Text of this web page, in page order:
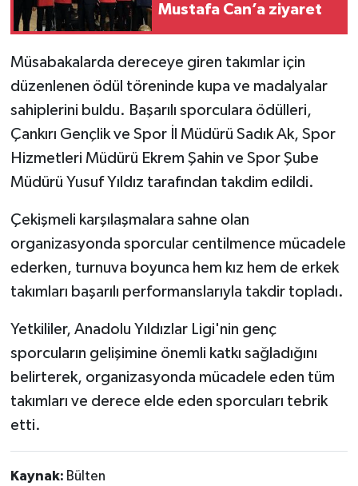
Mustafa Can’a ziyaret
Müsabakalarda dereceye giren takımlar için
düzenlenen ödül töreninde kupa ve madalyalar
sahiplerini buldu. Başarılı sporculara ödülleri,
Çankırı Gençlik ve Spor İl Müdürü Sadık Ak, Spor
Hizmetleri Müdürü Ekrem Şahin ve Spor Şube
Müdürü Yusuf Yıldız tarafından takdim edildi.
Çekişmeli karşılaşmalara sahne olan
organizasyonda sporcular centilmence mücadele
ederken, turnuva boyunca hem kız hem de erkek
takımları başarılı performanslarıyla takdir topladı.
Yetkililer, Anadolu Yıldızlar Ligi'nin genç
sporcuların gelişimine önemli katkı sağladığını
belirterek, organizasyonda mücadele eden tüm
takımları ve derece elde eden sporcuları tebrik
etti.
Kaynak: Bülten
DÜNYA